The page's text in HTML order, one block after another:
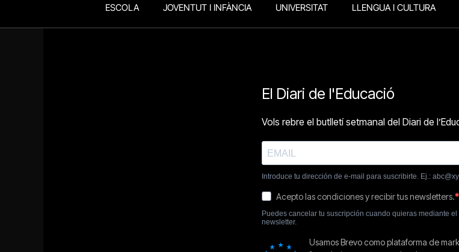
ESCOLA JOVENTUT I INFÀNCIA UNIVERSITAT LLENGUA I CULTURA